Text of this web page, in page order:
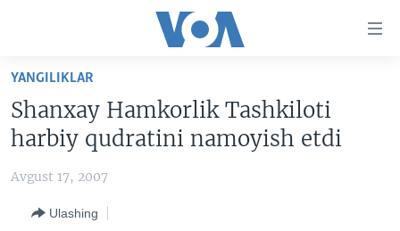
Boshiga
qayting
Qidiruvga
o'ting
AMERIKA
VATANDOSHLAR
YANGILIKLAR
Shanxay Hamkorlik Tashkiloti
harbiy qudratini namoyish etdi
Avgust 17, 2007
Ulashing